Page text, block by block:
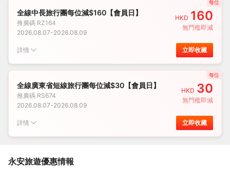
全線中長旅行團每位減$160【會員日】
推廣碼 RZ164
2026.08.07-2026.08.09
HKD 160
無門檻即減
每位
詳情 立即收藏
全線廣東省短線旅行團每位減$30【會員日】
推廣碼 RS674
2026.08.07-2026.08.09
HKD 30
無門檻即減
每位
詳情 立即收藏
永安旅遊優惠情報